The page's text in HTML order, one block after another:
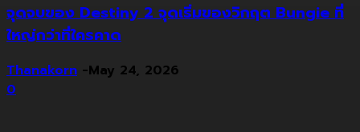
จุดจบของ Destiny 2 จุดเริ่มของวิกฤต Bungie ที่
ใหญ่กว่าที่ใครคาด
Thanakorn -May 24, 2026
0